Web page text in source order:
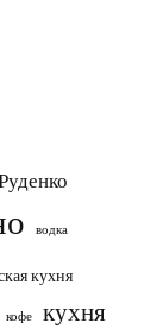
водка
кухня
кофе кухня